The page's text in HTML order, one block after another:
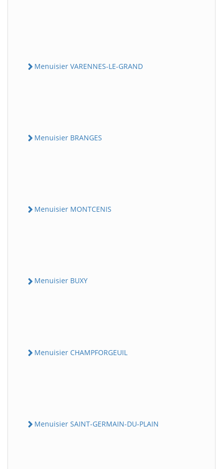
Menuisier VARENNES-LE-GRAND
Menuisier BRANGES
Menuisier MONTCENIS
Menuisier BUXY
Menuisier CHAMPFORGEUIL
Menuisier SAINT-GERMAIN-DU-PLAIN